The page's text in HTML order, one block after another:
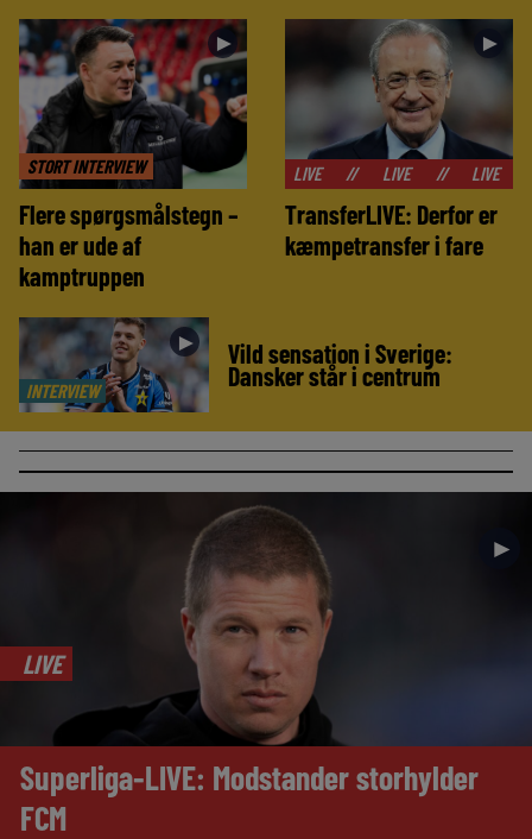
STORT INTERVIEW
►
Flere spørgsmålstegn –
han er ude af
kamptruppen
►
// LIVE LIVE LIVE LIVE
TransferLIVE: Derfor er
kæmpetransfer i fare
INTERVIEW
► Vild sensation i Sverige:
Dansker står i centrum
►
LIVE
Superliga-LIVE: Modstander storhylder
FCM